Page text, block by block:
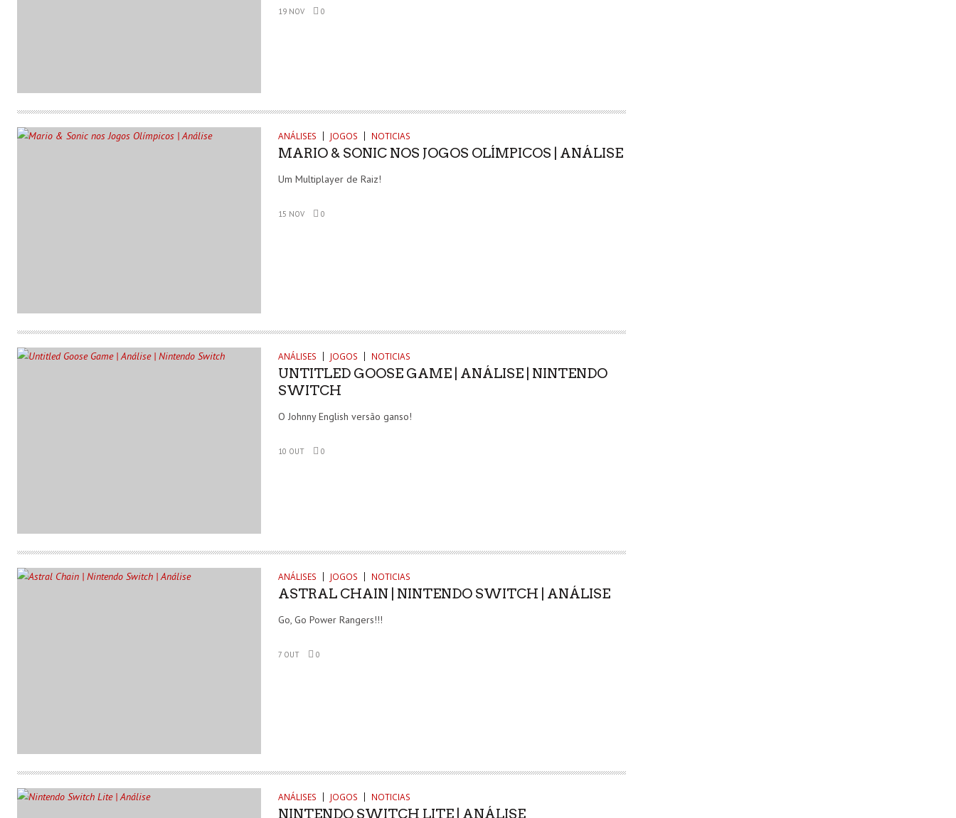
19 NOV 0
ANÁLISES JOGOS NOTICIAS
MARIO & SONIC NOS JOGOS OLÍMPICOS | ANÁLISE
Um Multiplayer de Raiz!
15 NOV 0
ANÁLISES JOGOS NOTICIAS
UNTITLED GOOSE GAME | ANÁLISE | NINTENDO
SWITCH
O Johnny English versão ganso!
10 OUT 0
ANÁLISES JOGOS NOTICIAS
ASTRAL CHAIN | NINTENDO SWITCH | ANÁLISE
Go, Go Power Rangers!!!
7 OUT 0
ANÁLISES JOGOS NOTICIAS
NINTENDO SWITCH LITE | ANÁLISE